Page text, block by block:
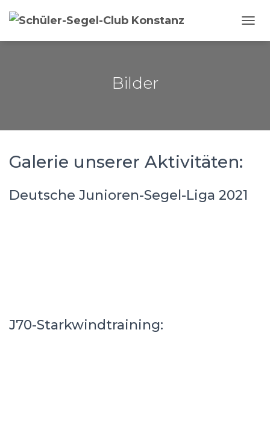
Bilder
Galerie unserer Aktivitäten:
Deutsche Junioren-Segel-Liga 2021
J70-Starkwindtraining: